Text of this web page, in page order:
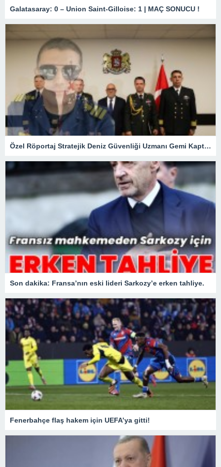
Galatasaray: 0 – Union Saint-Gilloise: 1 | MAÇ SONUCU !
Özel Röportaj Stratejik Deniz Güvenliği Uzmanı Gemi Kaptanı Şahin Avşar ile Konuştuk? “Karadeniz’de yeni bir güvenlik mimarisi mi doğuyor?
Son dakika: Fransa’nın eski lideri Sarkozy’e erken tahliye.
Fenerbahçe flaş hakem için UEFA’ya gitti!